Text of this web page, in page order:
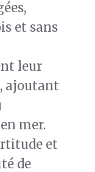
et sans
leur
ajoutant
mer.
et
de